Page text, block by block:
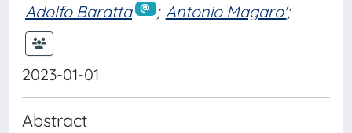
Adolfo Baratta ; Antonio Magaro';
2023-01-01
Abstract